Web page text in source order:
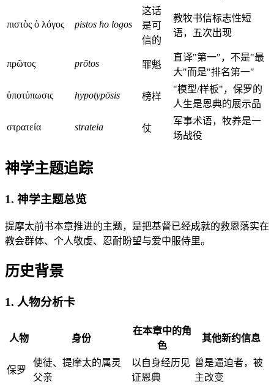
πιστὸς ὁ λόγος pistos ho logos
这话
是可
信的
教牧书信标志性短
语，五次出现
πρῶτος prōtos 罪魁
直译"第一"，不是"最
大"而是"排名第一"
ὑποτύπωσις hypotypōsis 榜样
"模型/样板"，保罗的
人生是恩典的展示品
στρατεία strateia 仗
军事术语，牧养是一
场战役
神学主题追踪
1. 神学主题总览
提摩太前书本章推进的主题，是把基督已经成就的救恩落实在
教会群体、个人敬虔、忍耐盼望与爱中服侍里。
历史背景
1. 人物分析卡
人物 身份
在本章中的角
色
其他新约信息
保罗
使徒、提摩太的属灵
父亲
以自身经历见
证恩典
曾是逼迫者，被
主改变